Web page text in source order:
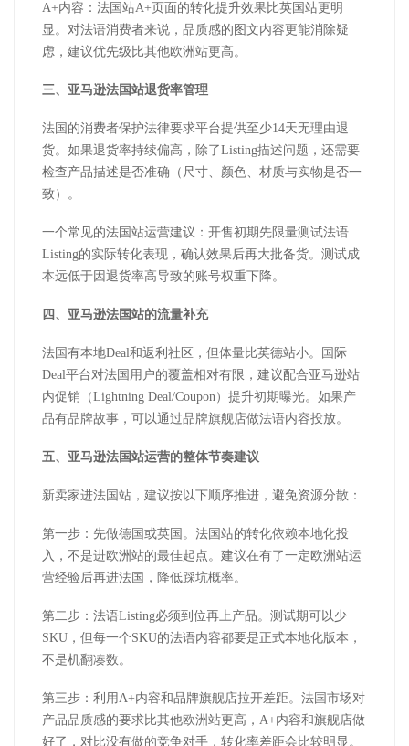
A+内容：法国站A+页面的转化提升效果比英国站更明
显。对法语消费者来说，品质感的图文内容更能消除疑
虑，建议优先级比其他欧洲站更高。
三、 亚马逊法国站退货率管理
法国的消费者保护法律要求平台提供至少14天无理由退
货。如果退货率持续偏高，除了Listing描述问题，还需要
检查产品描述是否准确（尺寸、颜色、材质与实物是否一
致）。
一个常见的法国站运营建议：开售初期先限量测试法语
Listing的实际转化表现，确认效果后再大批备货。测试成
本远低于因退货率高导致的账号权重下降。
四、 亚马逊法国站的流量补充
法国有本地Deal和返利社区，但体量比英德站小。国际
Deal平台对法国用户的覆盖相对有限，建议配合亚马逊站
内促销（Lightning Deal/Coupon）提升初期曝光。如果产
品有品牌故事，可以通过品牌旗舰店做法语内容投放。
五、 亚马逊法国站运营的整体节奏建议
新卖家进法国站，建议按以下顺序推进，避免资源分散：
第一步：先做德国或英国。法国站的转化依赖本地化投
入，不是进欧洲站的最佳起点。建议在有了一定欧洲站运
营经验后再进法国，降低踩坑概率。
第二步：法语Listing必须到位再上产品。测试期可以少
SKU ，但每一个SKU的法语内容都要是正式本地化版本，
不是机翻凑数。
第三步：利用A+内容和品牌旗舰店拉开差距。法国市场对
产品品质感的要求比其他欧洲站更高， A+内容和旗舰店做
好了，对比没有做的竞争对手，转化率差距会比较明显。